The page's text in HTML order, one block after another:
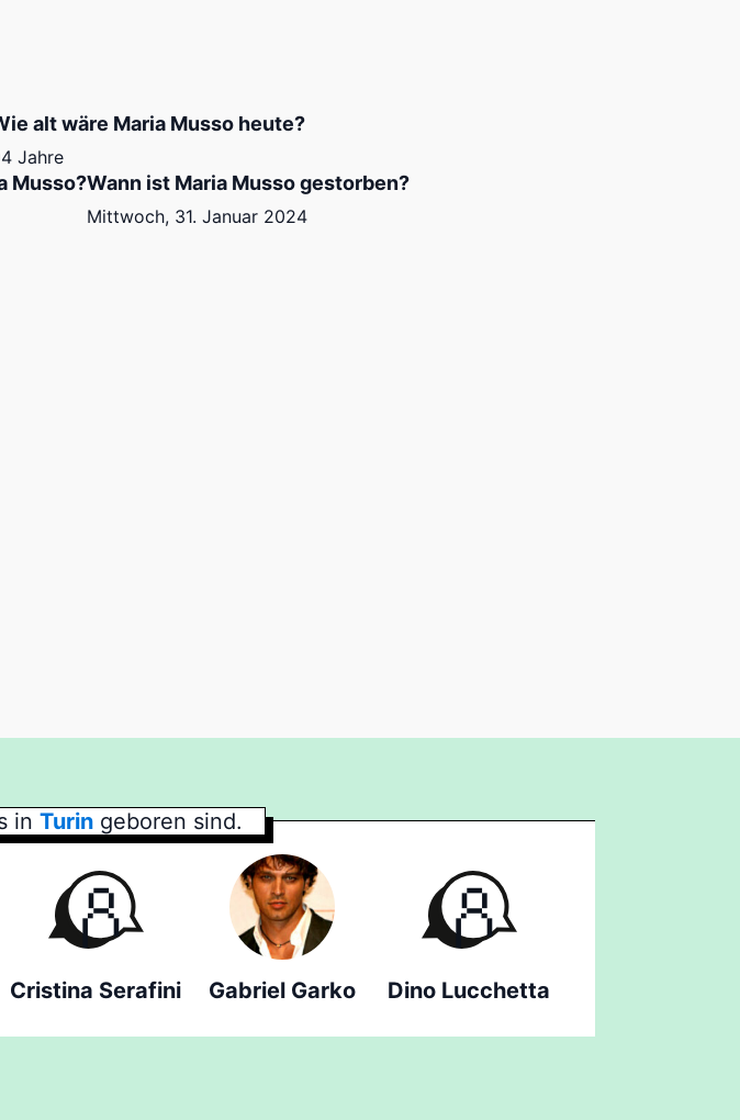
alt wäre Maria Musso heute?
Jahre
Musso?Wann ist Maria Musso gestorben?
Mittwoch, 31. Januar 2024
in Turin geboren sind.
Cristina Serafini Gabriel Garko Dino Lucchetta